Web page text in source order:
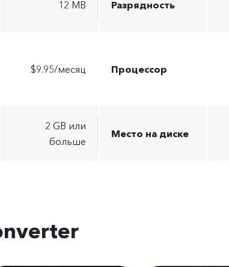
12 MB Разрядность
$9.95/месяц Процессор
2 GB или
больше
Место на диске